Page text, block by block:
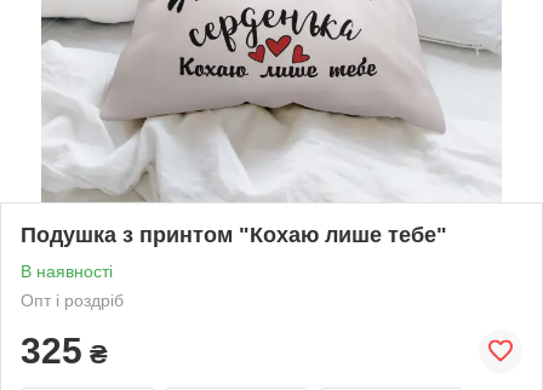
Подушка з принтом "Кохаю лише тебе"
В наявності
Опт і роздріб
325 ₴